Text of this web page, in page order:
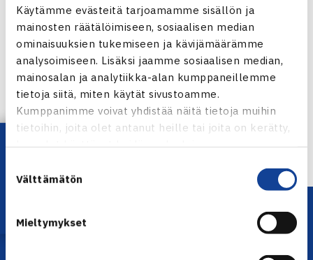
Käytämme evästeitä tarjoamamme sisällön ja
mainosten räätälöimiseen, sosiaalisen median
ominaisuuksien tukemiseen ja kävijämäärämme
analysoimiseen. Lisäksi jaamme sosiaalisen median,
mainosalan ja analytiikka-alan kumppaneillemme
tietoja siitä, miten käytät sivustoamme.
Kumppanimme voivat yhdistää näitä tietoja muihin
tietoihin, joita olet antanut heille tai joita on kerätty,
kun olet käyttänyt heidän palvelujaan.
valinta
Välttämätön
Mieltymykset
ATP 500 Dubai
Jaa:
← Edellinen
Seuraava uutinen: M. Kontinen, Heliövaara… →
Lataa OmaTennis!